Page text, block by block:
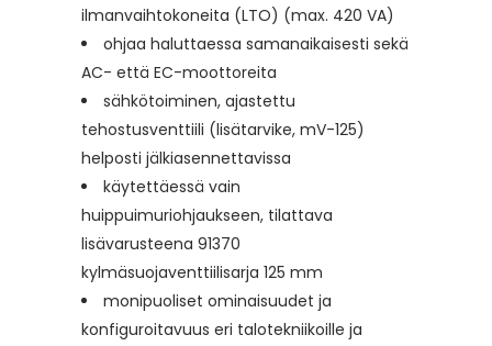
ilmanvaihtokoneita (LTO) (max. 420 VA)
ohjaa haluttaessa samanaikaisesti sekä
AC- että EC-moottoreita
sähkötoiminen, ajastettu
tehostusventtiili (lisätarvike, mV-125)
helposti jälkiasennettavissa
käytettäessä vain
huippuimuriohjaukseen, tilattava
lisävarusteena 91370
kylmäsuojaventtiilisarja 125 mm
monipuoliset ominaisuudet ja
konfiguroitavuus eri talotekniikoille ja